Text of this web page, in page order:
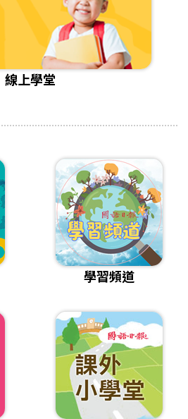
線上學堂
學習頻道